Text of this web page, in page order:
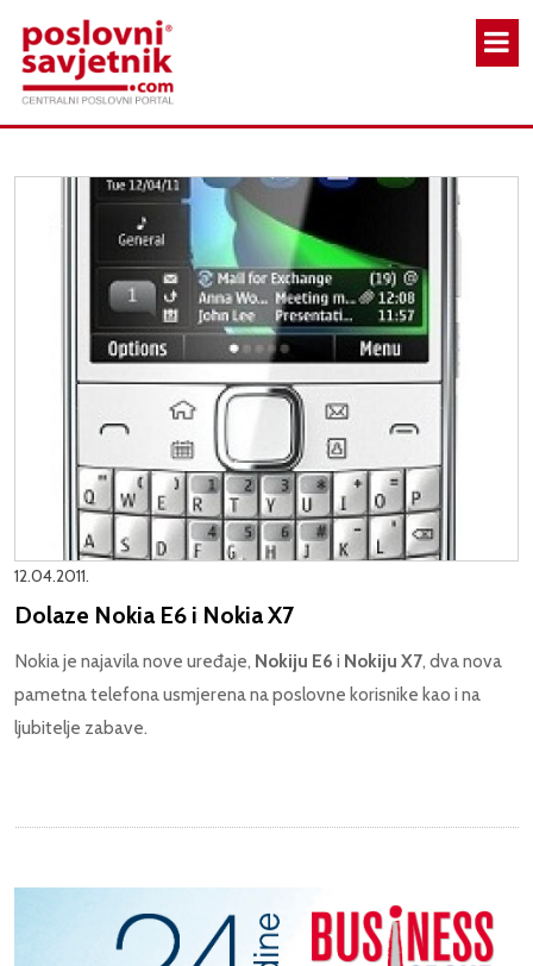
12.04.2011.
Dolaze Nokia E6 i Nokia X7
Nokia je najavila nove uređaje, Nokiju E6 i Nokiju X7, dva nova
pametna telefona usmjerena na poslovne korisnike kao i na
ljubitelje zabave.